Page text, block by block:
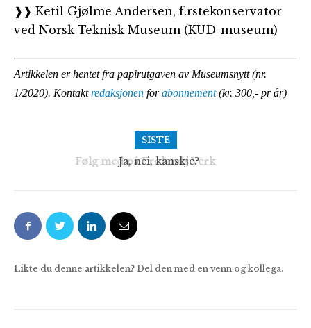
❱❱ Ketil Gjølme Andersen, f.rstekonservator
ved Norsk Teknisk Museum (KUD-museum)
Artikkelen er hentet fra papirutgaven av Museumsnytt (nr.
1/2020). Kontaktredaksjonen forabonnement(kr. 300,- pr år)
SISTE
Ja, nei, kanskje?
Likte du denne artikkelen? Del den med en venn og kollega.